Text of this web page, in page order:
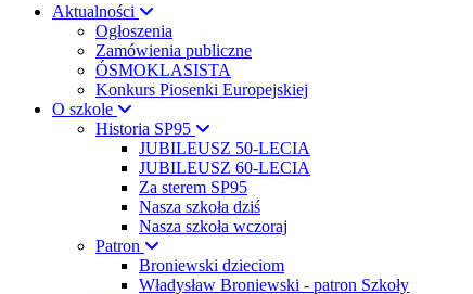
Aktualności
Ogłoszenia
Zamówienia publiczne
ÓSMOKLASISTA
Konkurs Piosenki Europejskiej
O szkole
Historia SP95
JUBILEUSZ 50-LECIA
JUBILEUSZ 60-LECIA
Za sterem SP95
Nasza szkoła dziś
Nasza szkoła wczoraj
Patron
Broniewski dzieciom
Władysław Broniewski - patron Szkoły